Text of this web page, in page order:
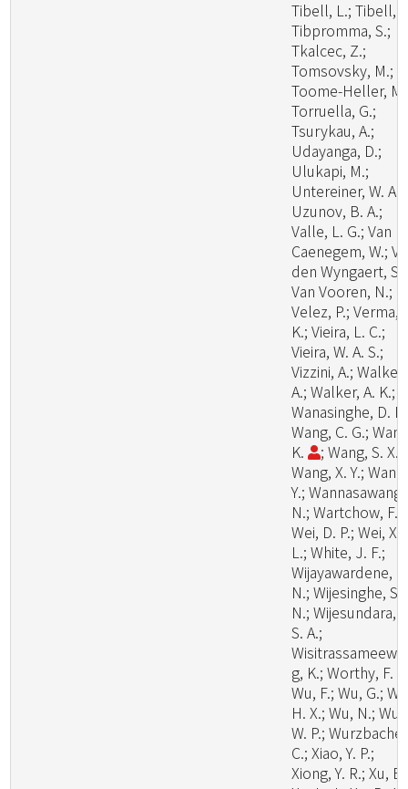
Tibell, L.; Tibell,
Tibpromma, S.;
Tkalcec, Z.;
Tomsovsky, M.;
Toome-Heller,
Torruella, G.;
Tsurykau, A.;
Udayanga, D.;
Ulukapi, M.;
Untereiner, W. A.;
Uzunov, B. A.;
Valle, L. G.; Van
Caenegem, W.;
den Wyngaert, S.;
Van Vooren, N.;
Velez, P.; Verma,
K.; Vieira, L. C.;
Vieira, W. A. S.;
Vizzini, A.; Walker,
A.; Walker, A. K.;
Wanasinghe, D.
Wang, C. G.;
K.
; Wang, S. X.;
Wang, X. Y.; Wang,
Y.; Wannasawang,
N.; Wartchow, F.;
Wei, D. P.; Wei, X.
L.; White, J. F.;
Wijayawardene,
N.; Wijesinghe, S.
N.; Wijesundara,
S. A.;
g, K.; Worthy, F.
Wu, F.; Wu, G.;
H. X.; Wu, N.; Wu,
W. P.;
C.; Xiao, Y. P.;
Xiong, Y. R.; Xu,